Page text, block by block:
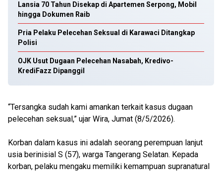
Lansia 70 Tahun Disekap di Apartemen Serpong, Mobil
hingga Dokumen Raib
Pria Pelaku Pelecehan Seksual di Karawaci Ditangkap
Polisi
OJK Usut Dugaan Pelecehan Nasabah, Kredivo-
KrediFazz Dipanggil
“Tersangka sudah kami amankan terkait kasus dugaan
pelecehan seksual,” ujar Wira, Jumat (8/5/2026).
Korban dalam kasus ini adalah seorang perempuan lanjut
usia berinisial S (57), warga Tangerang Selatan. Kepada
korban, pelaku mengaku memiliki kemampuan supranatural